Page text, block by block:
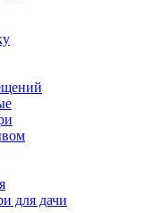
для дачи